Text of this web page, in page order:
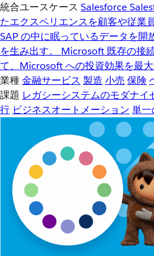
統合ユースケース Salesforce
たエクスペリエンスを顧客や従業
SAP の中に眠っているデータを開
を生み出す。
Microsoft 既存の接
て、Microsoft への投資効果を最大
業種金融サービス 製造 小売 保険
課題 レガシーシステムのモダナイ
行 ビジネスオートメーション 単一